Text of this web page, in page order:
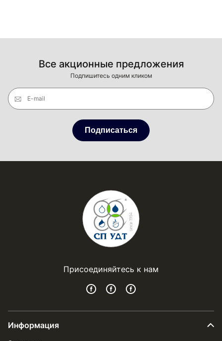
Все акционные предложения
Подпишитесь одним кликом
E-mail
Подписаться
Присоединяйтесь к нам
Информация